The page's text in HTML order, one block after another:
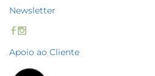
Newsletter
Apoio ao Cliente